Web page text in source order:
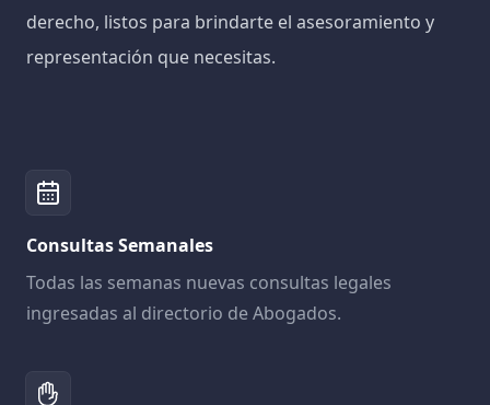
derecho, listos para brindarte el asesoramiento y
representación que necesitas.
Consultas Semanales
Todas las semanas nuevas consultas legales
ingresadas al directorio de Abogados.